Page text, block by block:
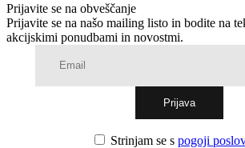
Prijavite se na obveščanje
Prijavite se na našo mailing listo in bodite na
akcijskimi ponudbami in novostmi.
Strinjam se s pogoji